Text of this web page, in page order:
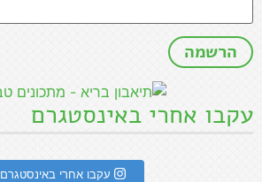
עקבו אחרי באינסטגרם
עקבו אחרי באינסטגרם